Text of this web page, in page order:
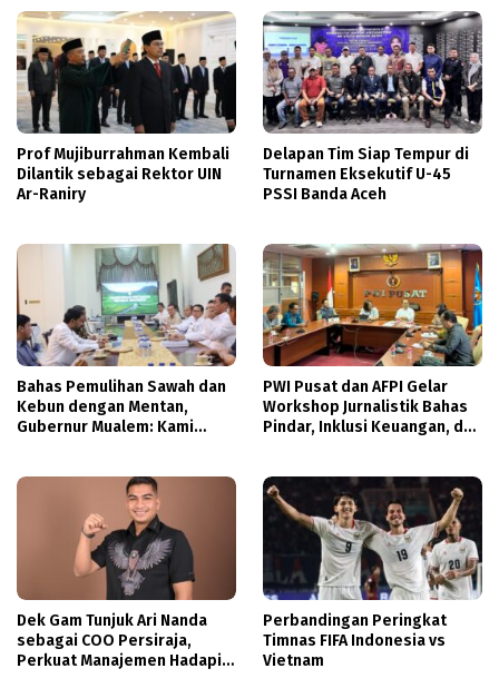
Prof Mujiburrahman Kembali
Dilantik sebagai Rektor UIN
Ar-Raniry
Delapan Tim Siap Tempur di
Turnamen Eksekutif U-45
PSSI Banda Aceh
Bahas Pemulihan Sawah dan
Kebun dengan Mentan,
Gubernur Mualem: Kami
PWI Pusat dan AFPI Gelar
Workshop Jurnalistik Bahas
Pindar, Inklusi Keuangan, dan
Dek Gam Tunjuk Ari Nanda
sebagai COO Persiraja,
Perkuat Manajemen Hadapi
Perbandingan Peringkat
Timnas FIFA Indonesia vs
Vietnam